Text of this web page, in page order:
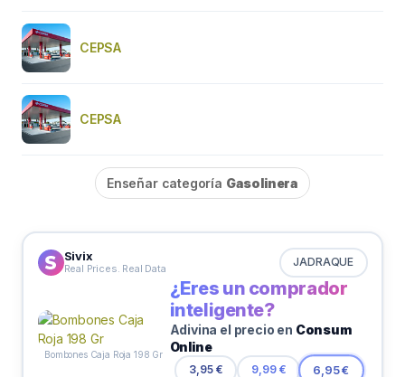
CEPSA
CEPSA
Enseñar categoría Gasolinera
Sivix
Real Prices. Real Data JADRAQUE
Bombones Caja Roja 198 Gr
¿Eres un comprador
inteligente?
Adivina el precio en Consum
Online
3,95 € 9,99 € 6,95 €